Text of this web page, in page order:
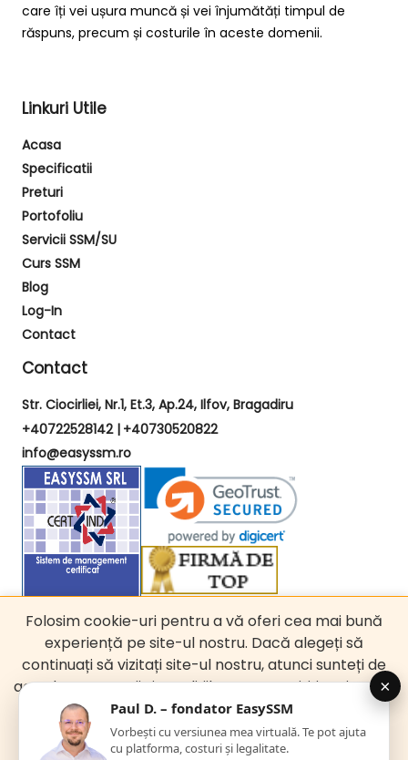
Folosim cookie-uri pentru a vă oferi cea mai bună
experiență pe site-ul nostru. Dacă alegeți să
continuați să vizitați site-ul nostru, atunci sunteți de
acord cu termenii și condițiile noastre. Citiți mai multe
despre politica noastră de confidențialitate.
Am înțeles
care îți vei ușura muncă și vei înjumătăți timpul de
răspuns, precum și costurile în aceste domenii.
Linkuri Utile
Acasa
Specificatii
Preturi
Portofoliu
Servicii SSM/SU
Curs SSM
Blog
Log-In
Contact
Contact
Str. Ciocirliei, Nr.1, Et.3, Ap.24, Ilfov, Bragadiru
+40722528142 | +40730520822
info@easyssm.ro
Copyright © 2017 - 2025 EasySSM. Toate drepturile
rezervate.